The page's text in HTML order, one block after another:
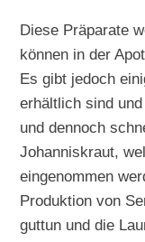
Diese Präparate
können in der
Es gibt jedoch
erhältlich sind
und dennoch
Johanniskraut,
eingenommen
Produktion von
guttun und die